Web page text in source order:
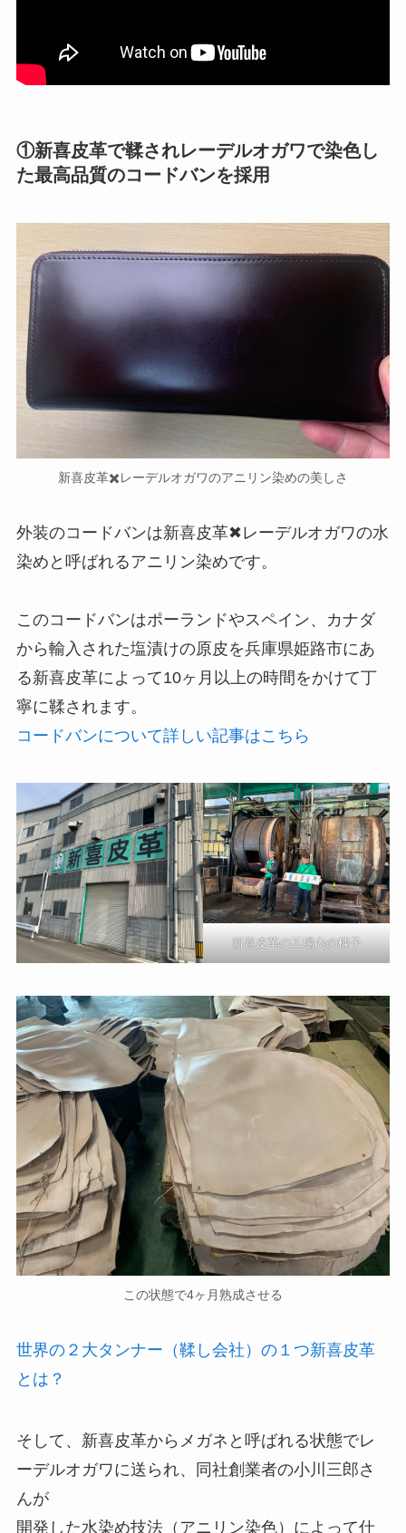
①新喜皮革で鞣されレーデルオガワで染色し
た最高品質のコードバンを採用
新喜皮革✖️レーデルオガワのアニリン染めの美しさ
外装のコードバンは新喜皮革✖レーデルオガワの水
染めと呼ばれるアニリン染めです。
このコードバンはポーランドやスペイン、カナダ
から輸入された塩漬けの原皮を兵庫県姫路市にあ
る新喜皮革によって10ヶ月以上の時間をかけて丁
寧に鞣されます。
コードバンについて詳しい記事はこちら
新喜皮革の工場内の様子
この状態で4ヶ月熟成させる
世界の２大タンナー（鞣し会社）の１つ新喜皮革
とは？
そして、新喜皮革からメガネと呼ばれる状態でレ
ーデルオガワに送られ、同社創業者の小川三郎さ
んが
開発した水染め技法（アニリン染色）によって仕